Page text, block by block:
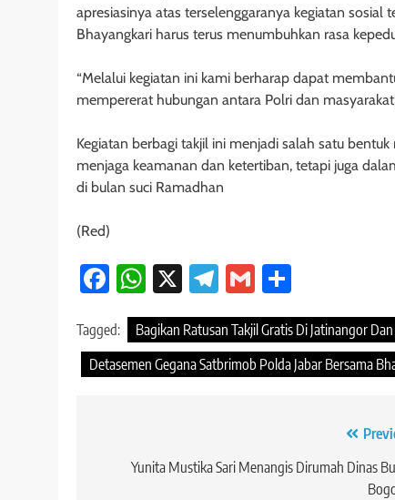
apresiasinya atas terselenggaranya kegiatan
Bhayangkari harus terus menumbuhkan rasa
“Melalui kegiatan ini kami berharap dapat
mempererat hubungan antara Polri dan
Kegiatan berbagi takjil ini menjadi salah satu
menjaga keamanan dan ketertiban, tetapi juga
di bulan suci Ramadhan
(Red)
Facebook
WhatsApp
X Telegram
Gmail
Tagged:
Bagikan Ratusan Takjil Gratis Di Jatinangor
Detasemen Gegana Satbrimob Polda Jabar Bersama
Yunita Mustika Sari Menangis Dirumah Dinas